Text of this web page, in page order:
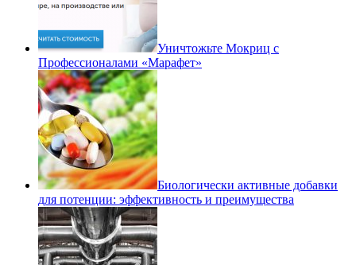
Уничтожьте Мокриц с
Профессионалами «Марафет»
Биологически активные добавки
для потенции: эффективность и преимущества